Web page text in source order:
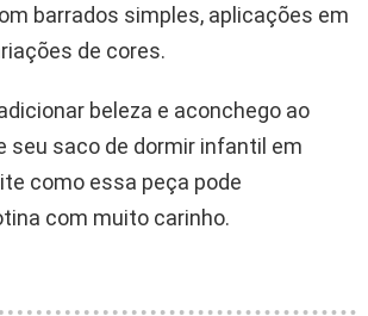
barrados simples, aplicações em
de cores.
beleza e aconchego ao
seu saco de dormir infantil em
como essa peça pode
com muito carinho.